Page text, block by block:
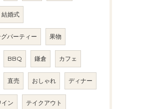
結婚式
パーティー 果物
BBQ 鎌倉 カフェ
直売 おしゃれ ディナー
イン テイクアウト